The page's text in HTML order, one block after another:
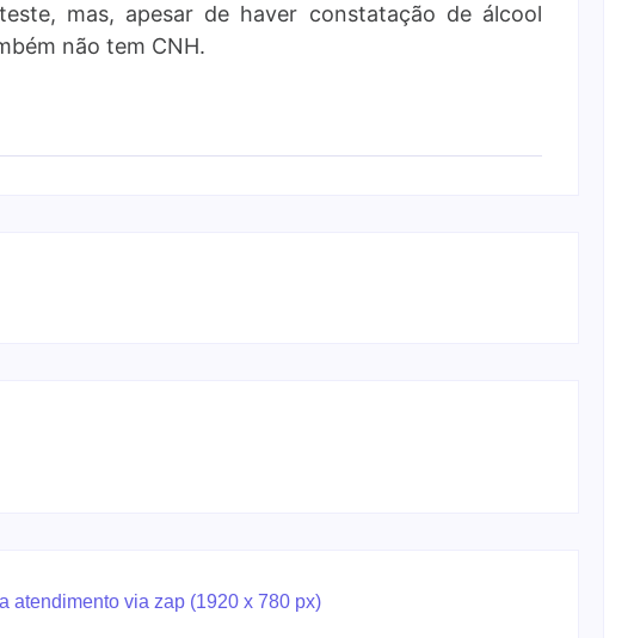
mas, apesar de haver constatação de álcool
não tem CNH.